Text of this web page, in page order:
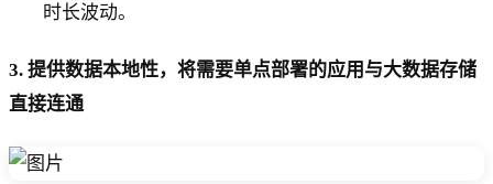
时长波动。
3. 提供数据本地性，将需要单点部署的应用与大数据存储
直接连通